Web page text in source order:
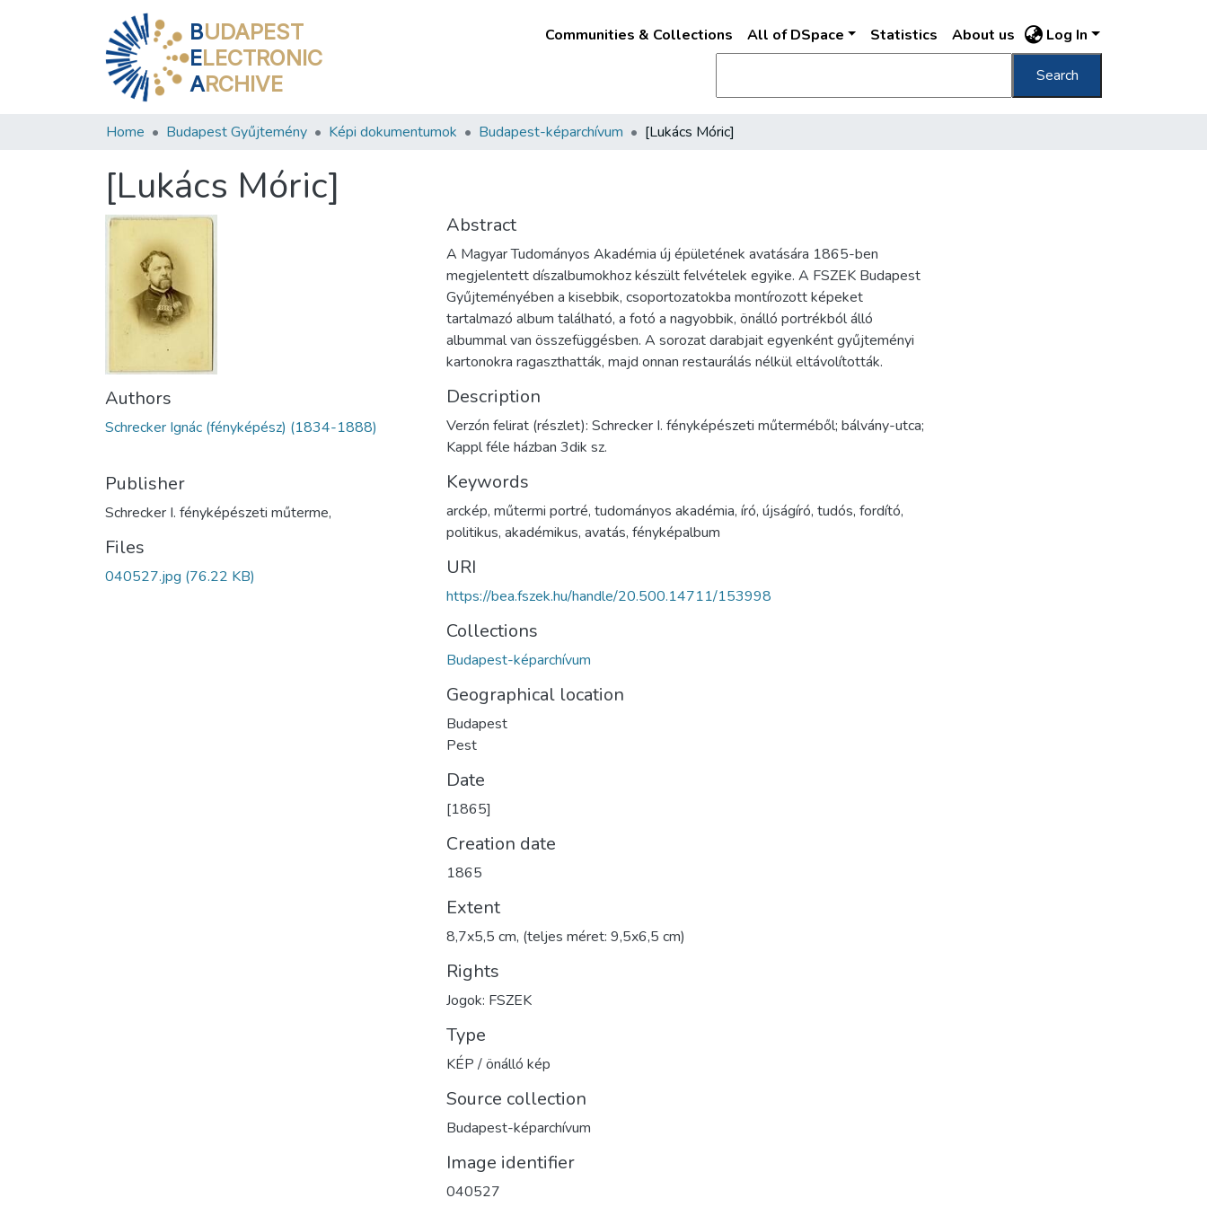
BUDAPEST
ELECTRONIC
ARCHIVE
Communities & Collections All of DSpace Statistics About us Log In
Search
Home Budapest Gyűjtemény Képi dokumentumok Budapest-képarchívum [Lukács Móric]
[Lukács Móric]
Authors
Schrecker Ignác (fényképész) (1834-1888)
Publisher
Schrecker I. fényképészeti műterme,
Files
040527.jpg (76.22 KB)
Abstract
A Magyar Tudományos Akadémia új épületének avatására 1865-ben
megjelentett díszalbumokhoz készült felvételek egyike. A FSZEK Budapest
Gyűjteményében a kisebbik, csoportozatokba montírozott képeket
tartalmazó album található, a fotó a nagyobbik, önálló portrékból álló
albummal van összefüggésben. A sorozat darabjait egyenként gyűjteményi
kartonokra ragaszthatták, majd onnan restaurálás nélkül eltávolították.
Description
Verzón felirat (részlet): Schrecker I. fényképészeti műterméből; bálvány-utca;
Kappl féle házban 3dik sz.
Keywords
arckép, műtermi portré, tudományos akadémia, író, újságíró, tudós, fordító,
politikus, akadémikus, avatás, fényképalbum
URI
https://bea.fszek.hu/handle/20.500.14711/153998
Collections
Budapest-képarchívum
Geographical location
Budapest
Pest
Date
[1865]
Creation date
1865
Extent
8,7x5,5 cm, (teljes méret: 9,5x6,5 cm)
Rights
Jogok: FSZEK
Type
KÉP / önálló kép
Source collection
Budapest-képarchívum
Image identifier
040527